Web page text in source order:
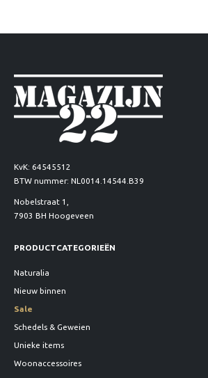
KvK: 64545512
BTW nummer: NL0014.14544.B39
Nobelstraat 1,
7903 BH Hoogeveen
PRODUCTCATEGORIEËN
Naturalia
Nieuw binnen
Sale
Schedels & Geweien
Unieke items
Woonaccessoires